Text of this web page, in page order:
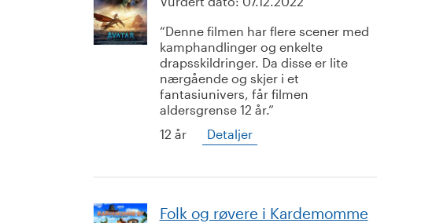
Denne filmen har flere scener med
kamphandlinger og enkelte
drapsskildringer. Da disse er lite
nærgående og skjer i et
fantasiunivers, får filmen
aldersgrense 12 år.
12 år
Detaljer
Folk og røvere i Kardemomme